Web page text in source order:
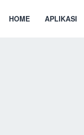
HOME APLIKASI